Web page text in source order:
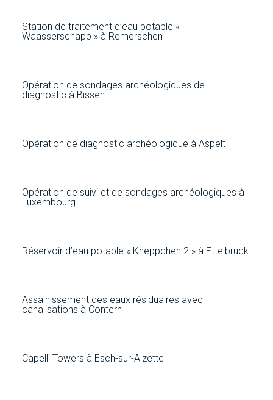
Station de traitement d’eau potable «
Waasserschapp » à Remerschen
Opération de sondages archéologiques de
diagnostic à Bissen
Opération de diagnostic archéologique à Aspelt
Opération de suivi et de sondages archéologiques à
Luxembourg
Réservoir d’eau potable « Kneppchen 2 » à Ettelbruck
Assainissement des eaux résiduaires avec
canalisations à Contern
Capelli Towers à Esch-sur-Alzette